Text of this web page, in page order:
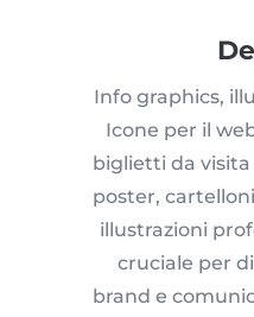
Info graphics,
Icone per il
biglietti da
poster,
illustrazioni
cruciale per
brand e